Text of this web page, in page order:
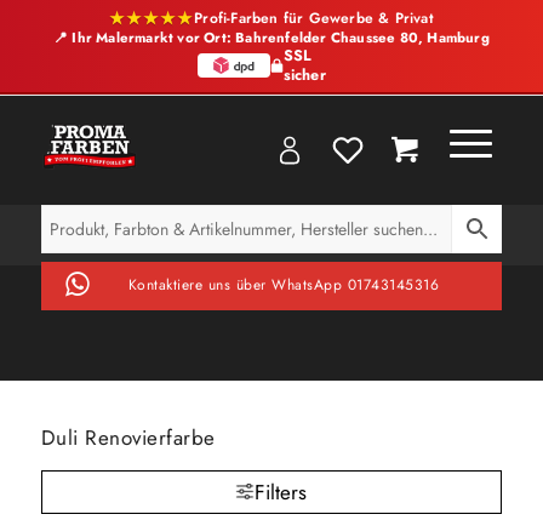
★★★★★Profi-Farben für Gewerbe & Privat
📍 Ihr Malermarkt vor Ort: Bahrenfelder Chaussee 80, Hamburg
SSL
sicher
Kontaktiere uns über WhatsApp 01743145316
Duli Renovierfarbe
Filters